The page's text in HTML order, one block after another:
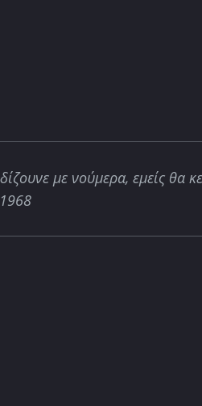
με νούμερα, εμείς θα